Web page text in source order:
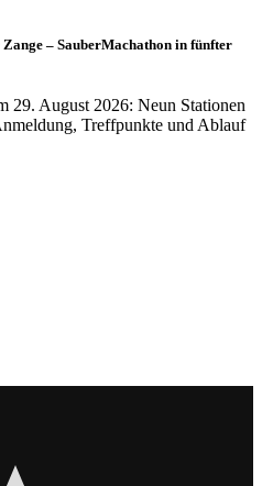
– SauberMachathon in fünfter
29. August 2026: Neun Stationen
Treffpunkte und Ablauf